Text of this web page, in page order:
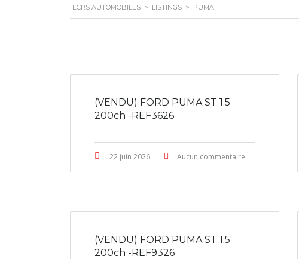
ECRS AUTOMOBILES > LISTINGS > PUMA
(VENDU) FORD PUMA ST 1.5
200ch -REF3626
22 juin 2026 Aucun commentaire
(VENDU) FORD PUMA ST 1.5
200ch -REF9326